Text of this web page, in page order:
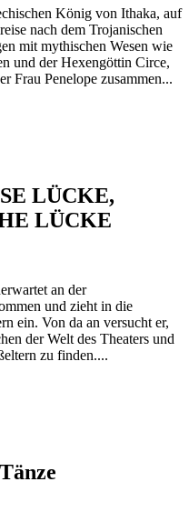
König von Ithaka, auf
nach dem Trojanischen
mit mythischen Wesen wie
und der Hexengöttin Circe,
Frau Penelope zusammen...
LÜCKE,
LÜCKE
an der
und zieht in die
ein. Von da an versucht er,
der Welt des Theaters und
zu finden....